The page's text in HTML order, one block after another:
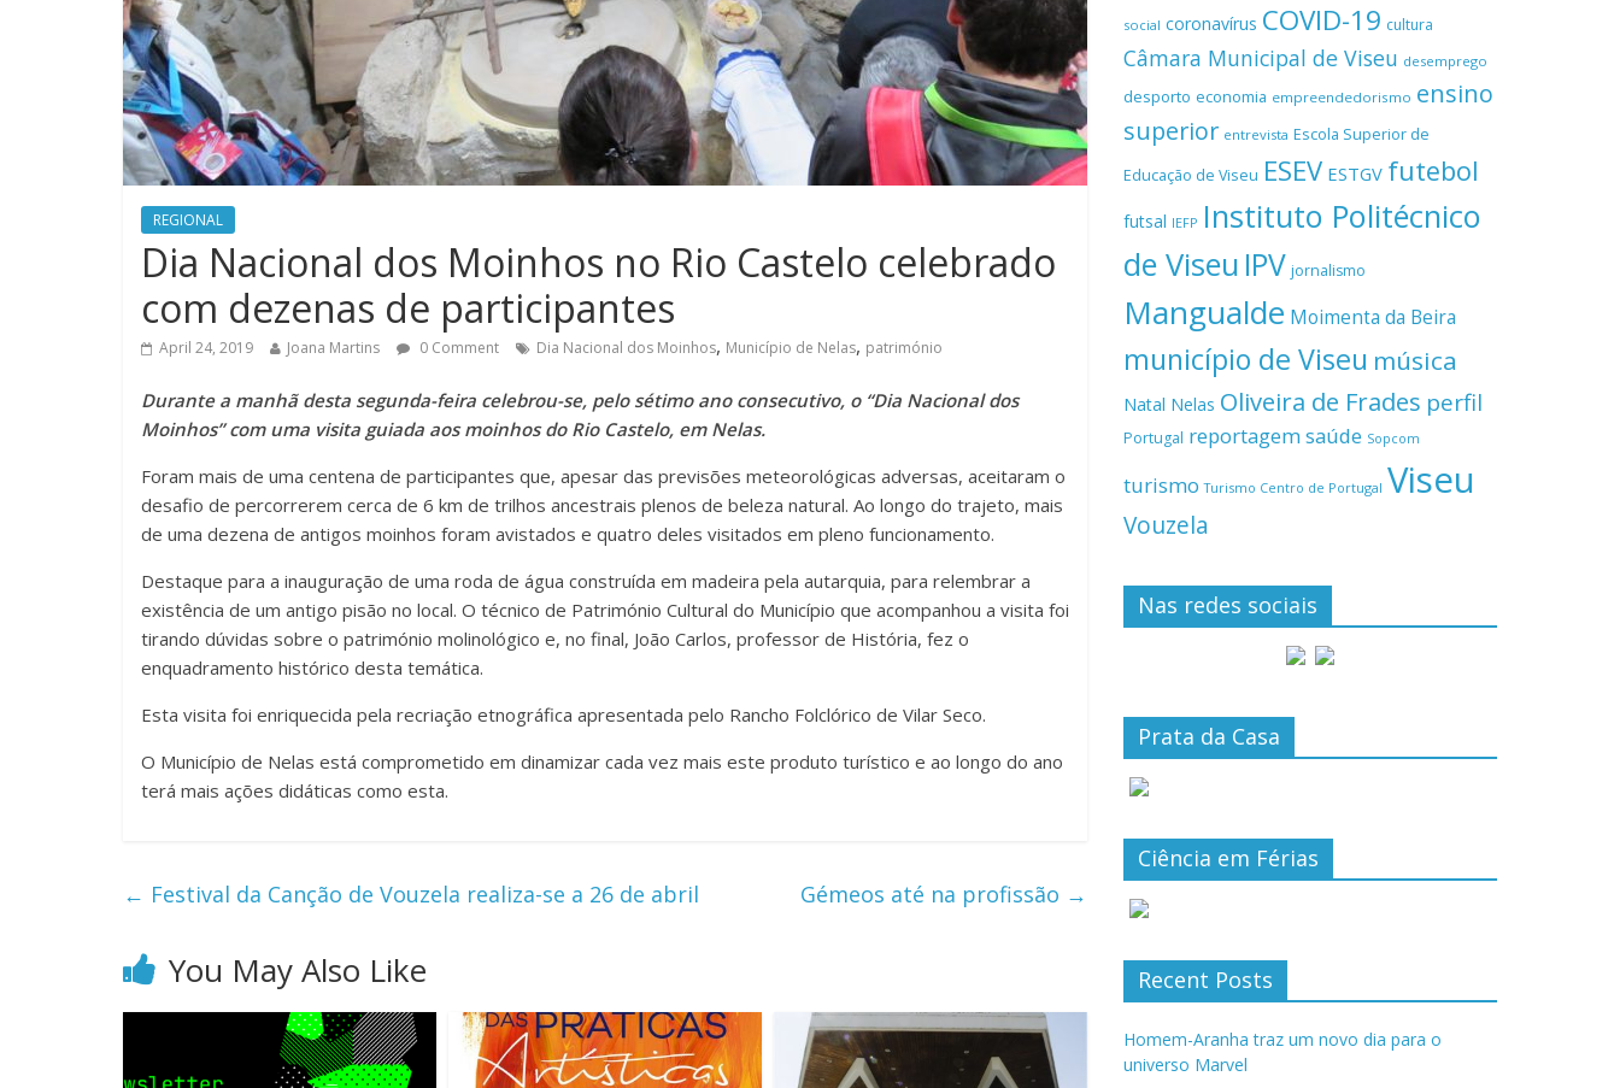
REGIONAL
Dia Nacional dos Moinhos no Rio Castelo celebrado
com dezenas de participantes
April 24, 2019 Joana Martins 0 Comment Dia Nacional dos Moinhos, Município de Nelas, património
Durante a manhã desta segunda-feira celebrou-se, pelo sétimo ano consecutivo, o “Dia Nacional dos
Moinhos” com uma visita guiada aos moinhos do Rio Castelo, em Nelas.
Foram mais de uma centena de participantes que, apesar das previsões meteorológicas adversas, aceitaram o
desafio de percorrerem cerca de 6 km de trilhos ancestrais plenos de beleza natural. Ao longo do trajeto, mais
de uma dezena de antigos moinhos foram avistados e quatro deles visitados em pleno funcionamento.
Destaque para a inauguração de uma roda de água construída em madeira pela autarquia, para relembrar a
existência de um antigo pisão no local. O técnico de Património Cultural do Município que acompanhou a visita foi
tirando dúvidas sobre o património molinológico e, no final, João Carlos, professor de História, fez o
enquadramento histórico desta temática.
Esta visita foi enriquecida pela recriação etnográfica apresentada pelo Rancho Folclórico de Vilar Seco.
O Município de Nelas está comprometido em dinamizar cada vez mais este produto turístico e ao longo do ano
terá mais ações didáticas como esta.
← Festival da Canção de Vouzela realiza-se a 26 de abril Gémeos até na profissão →
You May Also Like
social coronavírus COVID-19 cultura
Câmara Municipal de Viseu desemprego
desporto economia empreendedorismo ensino
superior entrevista Escola Superior de
Educação de Viseu ESEV ESTGV futebol
futsal IEFP Instituto Politécnico
de Viseu IPV jornalismo
Mangualde Moimenta da Beira
município de Viseu música
Natal Nelas Oliveira de Frades perfil
Portugal reportagemsaúde Sopcom
turismo Turismo Centro de Portugal Viseu
Vouzela
Nas redes sociais
Prata da Casa
Ciência em Férias
Recent Posts
Homem-Aranha traz um novo dia para o
universo Marvel